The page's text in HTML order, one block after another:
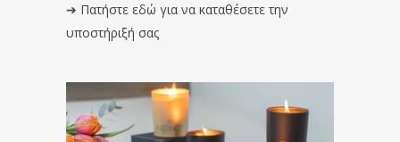
➔ Πατήστε εδώ για να καταθέσετε την
υποστήριξή σας